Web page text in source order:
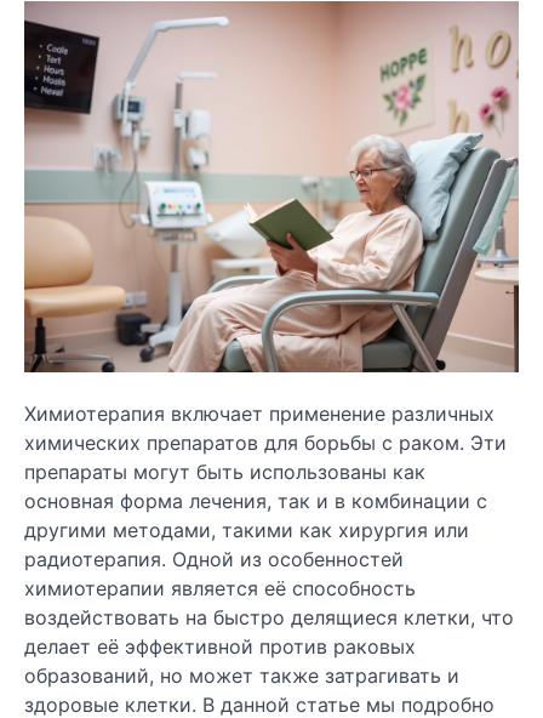
Химиотерапия включает применение различных
химических препаратов для борьбы с раком. Эти
препараты могут быть использованы как
основная форма лечения, так и в комбинации с
другими методами, такими как хирургия или
радиотерапия. Одной из особенностей
химиотерапии является её способность
воздействовать на быстро делящиеся клетки, что
делает её эффективной против раковых
образований, но может также затрагивать и
здоровые клетки. В данной статье мы подробно